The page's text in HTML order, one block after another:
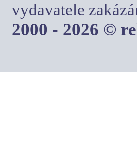
vydavatele
2000 - 2026 ©